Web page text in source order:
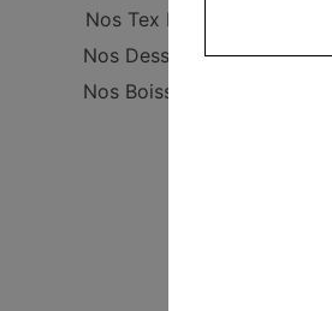
Nos Tex Mex
Nos Desserts
Nos Boissons